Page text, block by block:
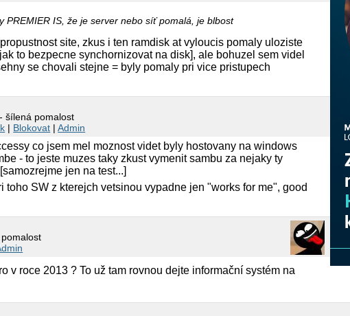
PREMIER IS, že je server nebo síť pomalá, je blbost
site, zkus i ten ramdisk at vyloucis pomaly uloziste
to bezpecne synchornizovat na disk], ale bohuzel sem videl
se chovali stejne = byly pomaly pri vice pristupech
šílená pomalost
| Blokovat |Admin
co jsem mel moznost videt byly hostovany na windows
- to jeste muzes taky zkust vymenit sambu za nejaky ty
jen na test...]
toho SW z kterejch vetsinou vypadne jen "works for me", good
v roce 2013 ? To už tam rovnou dejte informační systém na